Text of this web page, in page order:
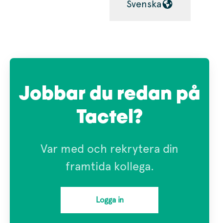
Byt språk
Svenska
Jobbar du redan på
Tactel?
Var med och rekrytera din
framtida kollega.
Logga in